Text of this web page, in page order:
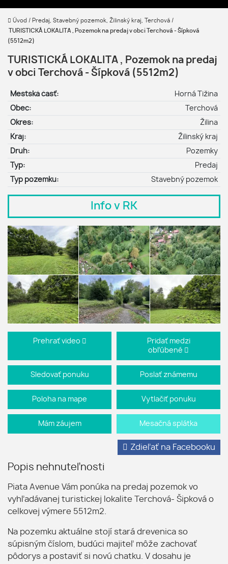
Úvod / Predaj, Stavebný pozemok, Žilinský kraj, Terchová /
TURISTICKÁ LOKALITA , Pozemok na predaj v obci Terchová - Šípková
(5512m2)
TURISTICKÁ LOKALITA , Pozemok na predaj
v obci Terchová - Šípková (5512m2)
Mestská časť:
Horná Tižina
Obec:
Terchová
Okres:
Žilina
Kraj:
Žilinský kraj
Druh:
Pozemky
Typ:
Predaj
Typ pozemku:
Stavebný pozemok
Info v RK
Prehrať video
Pridať medzi
obľúbené
Sledovať ponuku Poslať známemu
Poloha na mape Vytlačiť ponuku
Mám záujem Mesačná splátka
Popis nehnuteľnosti
Zdieľať na Facebooku
Piata Avenue Vám ponúka na predaj pozemok vo
vyhľadávanej turistickej lokalite Terchová- Šipková o
celkovej výmere 5512m2.
Na pozemku aktuálne stojí stará drevenica so
súpisným číslom, budúci majiteľ môže zachovať
pôdorys a postaviť si novú chatku. V dosahu je